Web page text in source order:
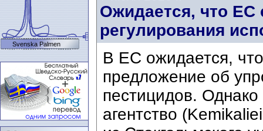
Ожидается, что ЕС
регулирования
В ЕС ожидается,
предложение об
пестицидов.
агентство
Svenska Palmen